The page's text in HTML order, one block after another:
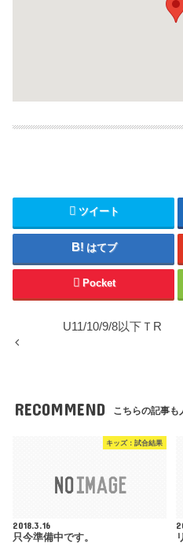
ツイート
はてブ
Pocket
U11/10/9/8以下ＴR
RECOMMEND こちらの記事も
キッズ：試合結果
2018.3.16
只今準備中です。